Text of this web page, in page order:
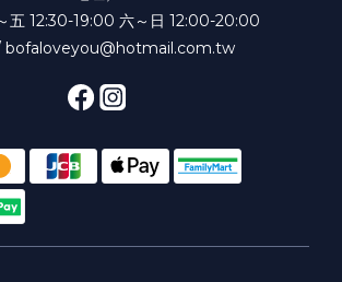
五 12:30-19:00 六～日 12:00-20:00
bofaloveyou@hotmail.com.tw